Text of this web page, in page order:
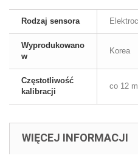
Rodzaj sensora
Wyprodukowano
w
Korea
Częstotliwość
kalibracji
co 12
WIĘCEJ INFORMACJI